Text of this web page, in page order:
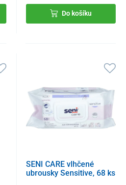
Do košíku
SENI CARE vlhčené
ubrousky Sensitive, 68 ks